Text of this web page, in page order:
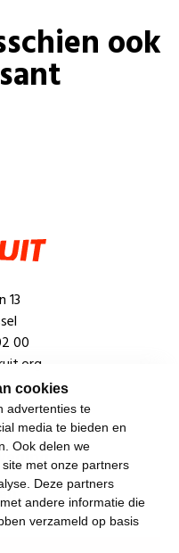
cookies
advertenties te
media te bieden en
Ook delen we
met onze partners
Deze partners
andere informatie die
verzameld op basis
ook
13
00